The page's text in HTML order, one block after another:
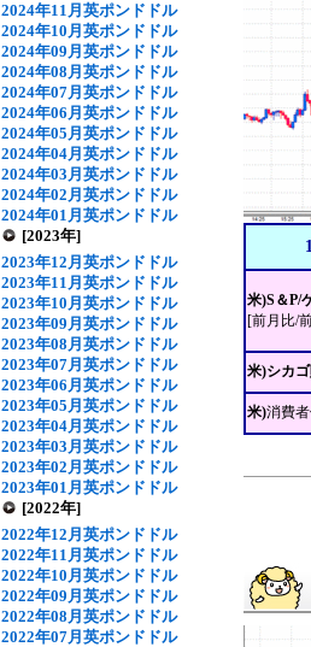
2024年11月英ポンドドル
2024年10月英ポンドドル
2024年09月英ポンドドル
2024年08月英ポンドドル
2024年07月英ポンドドル
2024年06月英ポンドドル
2024年05月英ポンドドル
2024年04月英ポンドドル
2024年03月英ポンドドル
2024年02月英ポンドドル
2024年01月英ポンドドル
[2023年]
2023年12月英ポンドドル
2023年11月英ポンドドル
2023年10月英ポンドドル
2023年09月英ポンドドル
2023年08月英ポンドドル
2023年07月英ポンドドル
2023年06月英ポンドドル
2023年05月英ポンドドル
2023年04月英ポンドドル
2023年03月英ポンドドル
2023年02月英ポンドドル
2023年01月英ポンドドル
[2022年]
2022年12月英ポンドドル
2022年11月英ポンドドル
2022年10月英ポンドドル
2022年09月英ポンドドル
2022年08月英ポンドドル
2022年07月英ポンドドル
米)S＆P/
[前月比/
米)シカ
米)消費